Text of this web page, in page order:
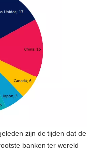
zijn de tijden dat de
banken ter wereld